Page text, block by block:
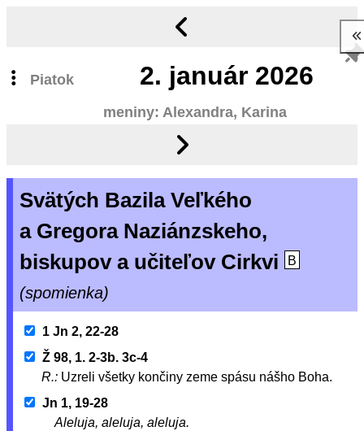
Piatok 2. január 2026
meniny: Alexandra, Karina
Svätých Bazila Veľkého
a Gregora Naziánzskeho,
biskupov a učiteľov Cirkvi
B
(spomienka)
1 Jn 2, 22-28
Ž 98, 1. 2-3b. 3c-4
R.: Uzreli všetky končiny zeme spásu nášho Boha.
Jn 1, 19-28
Aleluja, aleluja, aleluja.